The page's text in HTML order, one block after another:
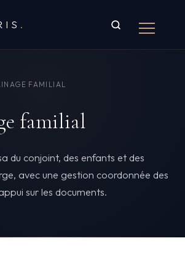
.
FAMILIAL
familial
du conjoint, des enfants et des
avec une gestion coordonnée des
sur les documents.